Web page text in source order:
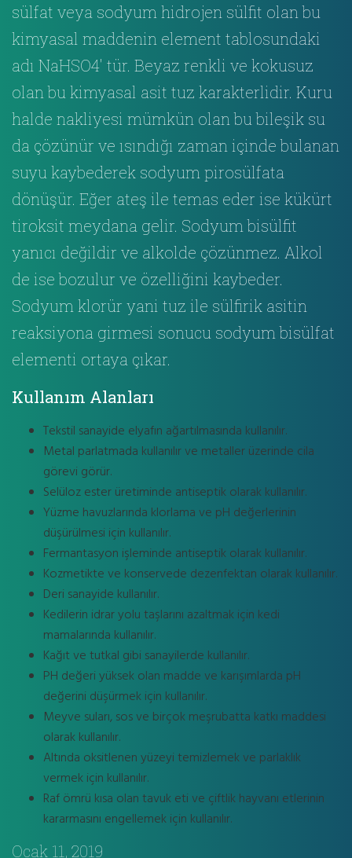
sülfat veya sodyum hidrojen sülfit olan bu
kimyasal maddenin element tablosundaki
adı NaHSO4′ tür. Beyaz renkli ve kokusuz
olan bu kimyasal asit tuz karakterlidir. Kuru
halde nakliyesi mümkün olan bu bileşik su
da çözünür ve ısındığı zaman içinde bulanan
suyu kaybederek sodyum pirosülfata
dönüşür. Eğer ateş ile temas eder ise kükürt
tiroksit meydana gelir. Sodyum bisülfit
yanıcı değildir ve alkolde çözünmez. Alkol
de ise bozulur ve özelliğini kaybeder.
Sodyum klorür yani tuz ile sülfirik asitin
reaksiyona girmesi sonucu sodyum bisülfat
elementi ortaya çıkar.
Kullanım Alanları
Tekstil sanayide elyafın ağartılmasında kullanılır.
Metal parlatmada kullanılır ve metaller üzerinde cila
görevi görür.
Selüloz ester üretiminde antiseptik olarak kullanılır.
Yüzme havuzlarında klorlama ve pH değerlerinin
düşürülmesi için kullanılır.
Fermantasyon işleminde antiseptik olarak kullanılır.
Kozmetikte ve konservede dezenfektan olarak kullanılır.
Deri sanayide kullanılır.
Kedilerin idrar yolu taşlarını azaltmak için kedi
mamalarında kullanılır.
Kağıt ve tutkal gibi sanayilerde kullanılır.
PH değeri yüksek olan madde ve karışımlarda pH
değerini düşürmek için kullanılır.
Meyve suları, sos ve birçok meşrubatta katkı maddesi
olarak kullanılır.
Altında oksitlenen yüzeyi temizlemek ve parlaklık
vermek için kullanılır.
Raf ömrü kısa olan tavuk eti ve çiftlik hayvanı etlerinin
kararmasını engellemek için kullanılır.
Ocak 11, 2019